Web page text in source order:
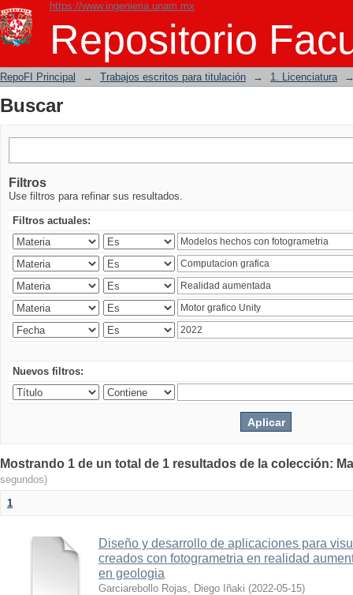
https://www.ingenieria.unam.mx
Repositorio
Buscar
RepoFI Principal → Trabajos escritos para titulación → 1. Licenciatura
Buscar
Filtros
Use filtros para refinar sus resultados.
Filtros actuales:
Nuevos filtros:
Mostrando 1 de un total de 1 resultados de la colección:
segundos)
1
Diseño y desarrollo de aplicaciones para
creados con fotogrametria en realidad
en geologia
Garciarebollo Rojas, Diego Iñaki (2022-05-15)